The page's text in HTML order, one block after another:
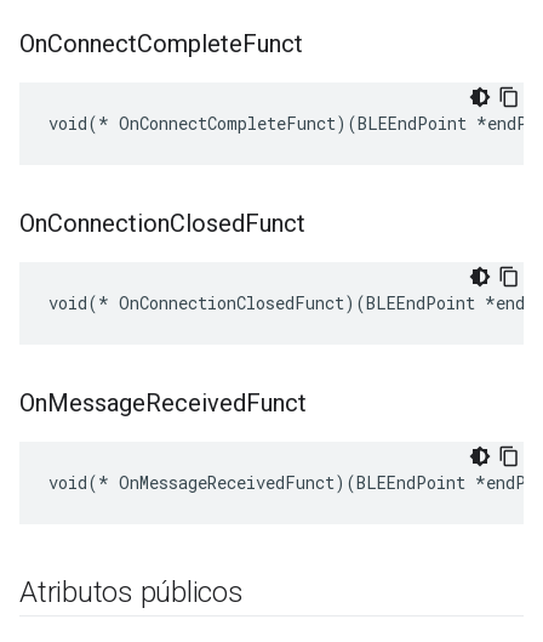
OnConnectCompleteFunct
void(* OnConnectCompleteFunct)(BLEEndPoint
OnConnectionClosedFunct
void(* OnConnectionClosedFunct)(BLEEndPoint
OnMessageReceivedFunct
void(* OnMessageReceivedFunct)(BLEEndPoint
Atributos públicos